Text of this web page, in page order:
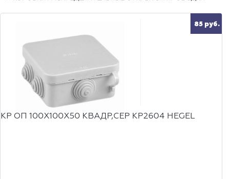
85 руб.
КР ОП 100Х100Х50 КВАДР,СЕР КР2604 HEGEL